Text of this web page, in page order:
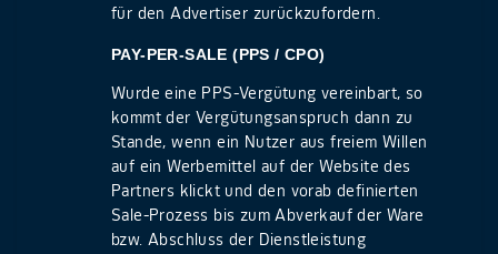
für den Advertiser zurückzufordern.
PAY-PER-SALE (PPS / CPO)
Wurde eine PPS-Vergütung vereinbart, so
kommt der Vergütungsanspruch dann zu
Stande, wenn ein Nutzer aus freiem Willen
auf ein Werbemittel auf der Website des
Partners klickt und den vorab definierten
Sale-Prozess bis zum Abverkauf der Ware
bzw. Abschluss der Dienstleistung